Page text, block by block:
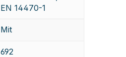
EN 14470-1
Mit
692